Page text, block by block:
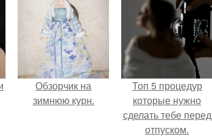
Обзорчик на
зимнюю курн.
Топ 5 процедур
которые нужно
сделать тебе перед
отпуском.